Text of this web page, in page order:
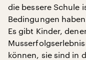
die bessere Schule
Bedingungen
Es gibt Kinder,
können, sie sind in